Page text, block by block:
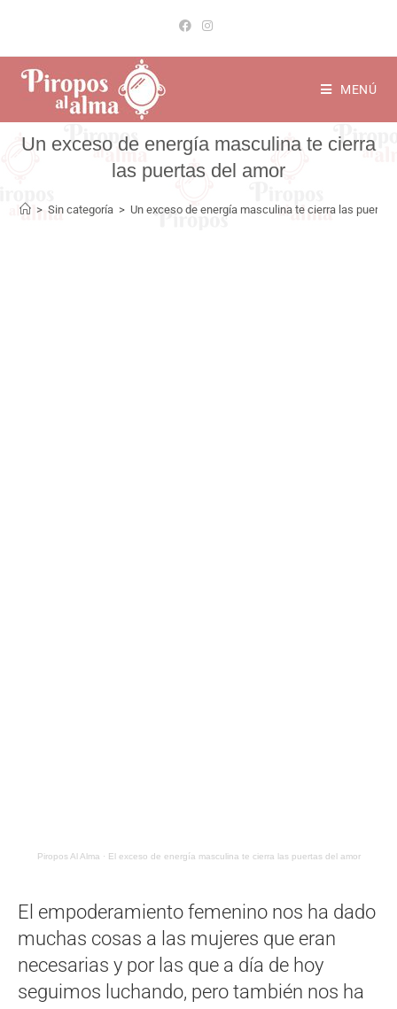
MENÚ
Un exceso de energía masculina te cierra
las puertas del amor
> Sin categoría > Un exceso de energía masculina te cierra las
Piropos Al Alma · El exceso de energía masculina te cierra las puertas del amor
El empoderamiento femenino nos ha dado
muchas cosas a las mujeres que eran
necesarias y por las que a día de hoy
seguimos luchando, pero también nos ha